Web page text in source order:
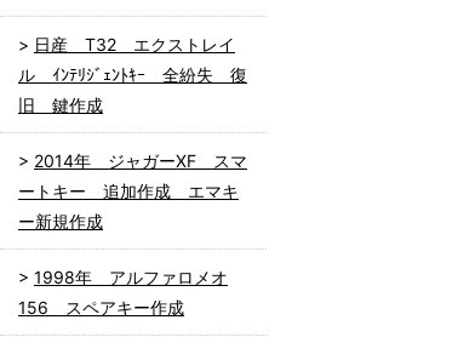
日産 T32 エクストレイ
ル ｲﾝﾃﾘｼﾞｪﾝﾄｷｰ 全紛失 復
旧 鍵作成
2014年 ジャガーXF スマ
ートキー 追加作成 エマキ
ー新規作成
1998年 アルファロメオ
156 スペアキー作成